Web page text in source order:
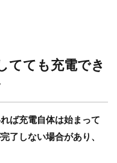
てても充電でき
ば充電自体は始まって
了しない場合があり、